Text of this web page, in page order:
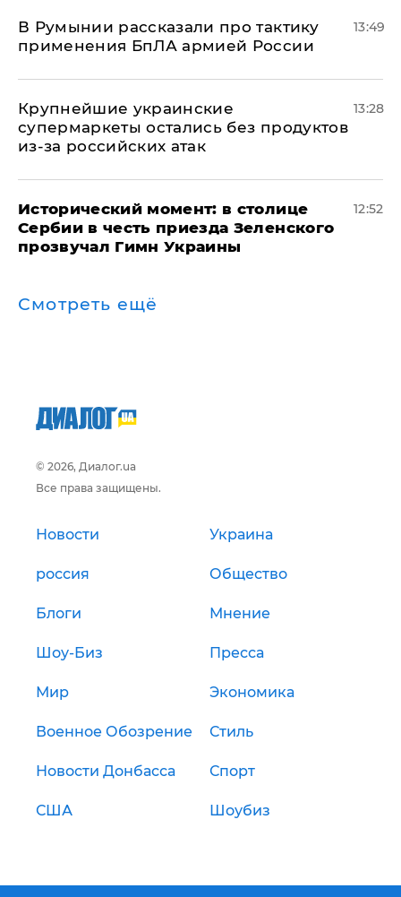
В Румынии рассказали про тактику
применения БпЛА армией России
13:49
Крупнейшие украинские
супермаркеты остались без продуктов
из-за российских атак
13:28
Исторический момент: в столице
Сербии в честь приезда Зеленского
прозвучал Гимн Украины
12:52
Смотреть ещё
© 2026, Диалог.ua
Все права защищены.
Новости Украина
россия Общество
Блоги Мнение
Шоу-Биз Пресса
Мир Экономика
Военное Обозрение Стиль
Новости Донбасса Спорт
США Шоубиз